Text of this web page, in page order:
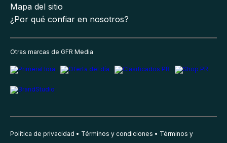
Mapa del sitio
¿Por qué confiar en nosotros?
Otras marcas de GFR Media
Política de privacidad Términos y condiciones Términos y